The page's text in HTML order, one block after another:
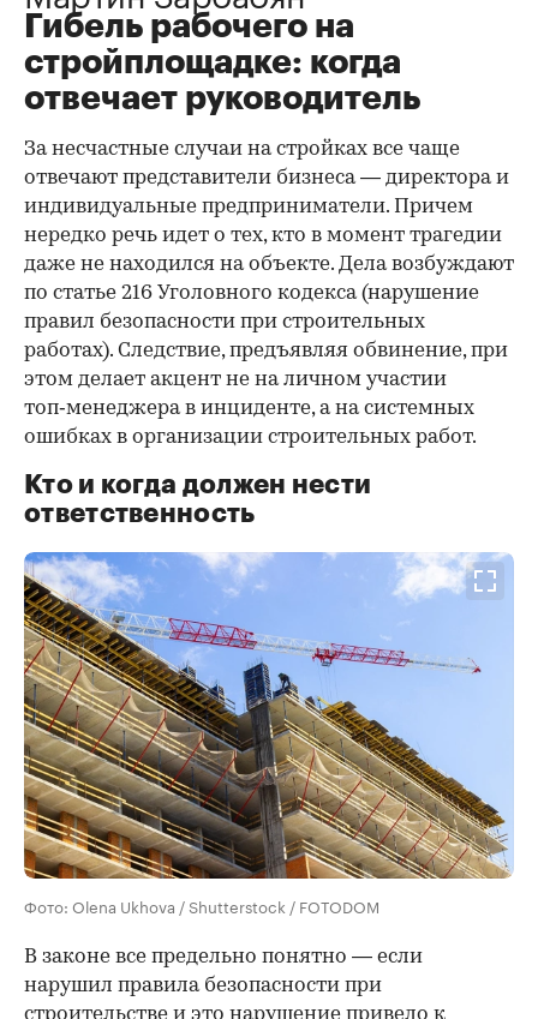
Гибель рабочего на
стройплощадке: когда
отвечает руководитель
За несчастные случаи на стройках все чаще
отвечают представители бизнеса — директора и
индивидуальные предприниматели. Причем
нередко речь идет о тех, кто в момент трагедии
даже не находился на объекте. Дела возбуждают
по статье 216 Уголовного кодекса (нарушение
правил безопасности при строительных
работах). Следствие, предъявляя обвинение, при
этом делает акцент не на личном участии
топ‑менеджера в инциденте, а на системных
ошибках в организации строительных работ.
Кто и когда должен нести
ответственность
Фото: Olena Ukhova / Shutterstock / FOTODOM
В законе все предельно понятно — если
нарушил правила безопасности при
строительстве и это нарушение привело к